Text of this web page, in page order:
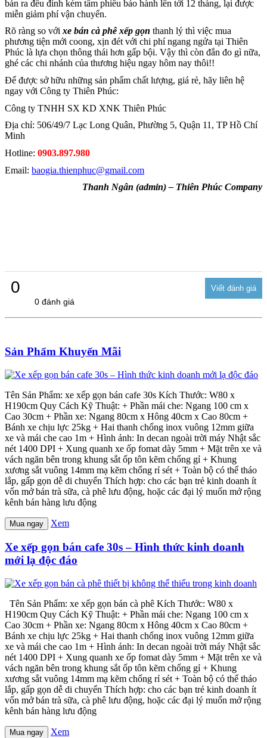
bán ra đều đính kèm tấm phiếu bảo hành lên tới 12 tháng, lại được
miễn giảm phí vận chuyển.
Rõ ràng so vớixe bán cà phê xếp gọn thanh lý thì việc mua
phương tiện mới coong, xịn đét với chi phí ngang ngửa tại Thiên
Phúc là lựa chọn thông thái hơn gấp bội. Vậy thì còn đắn đo gì nữa,
ghé các chi nhánh của thương hiệu ngay hôm nay thôi!!
Để được sở hữu những sản phẩm chất lượng, giá rẻ, hãy liên hệ
ngay với Công ty Thiên Phúc:
Công ty TNHH SX KD XNK Thiên Phúc
Địa chỉ: 506/49/7 Lạc Long Quân, Phường 5, Quận 11, TP Hồ Chí
Minh
Hotline: 0903.897.980
Email: baogia.thienphuc@gmail.com
Thanh Ngân (admin) – Thiên Phúc Company
0
0 đánh giá
Sản Phẩm Khuyến Mãi
Tên Sản Phẩm: xe xếp gọn bán cafe 30s Kích Thước: W80 x
H190cm Quy Cách Kỹ Thuật: + Phần mái che: Ngang 100 cm x
Cao 30cm + Phần xe: Ngang 80cm x Hông 40cm x Cao 80cm +
Bánh xe chịu lực 25kg + Hai thanh chống inox vuông 12mm giữa
xe và mái che cao 1m + Hình ảnh: In decan ngoài trời máy Nhật sắc
nét 1400 DPI + Xung quanh xe ốp fomat dày 5mm + Mặt trên xe và
vách ngăn bên trong khung sắt ốp tôn kẽm chống gỉ + Khung
xương sắt vuông 14mm mạ kẽm chống rỉ sét + Toàn bộ có thể tháo
lắp, gấp gọn dễ di chuyển Thích hợp: cho các bạn trẻ kinh doanh ít
vốn mở bán trà sữa, cà phê lưu động, hoặc các đại lý muốn mở rộng
kênh bán hàng lưu động
Mua ngay Xem
Xe xếp gọn bán cafe 30s – Hình thức kinh doanh
mới lạ độc đáo
Tên Sản Phẩm: xe xếp gọn bán cà phê Kích Thước: W80 x
H190cm Quy Cách Kỹ Thuật: + Phần mái che: Ngang 100 cm x
Cao 30cm + Phần xe: Ngang 80cm x Hông 40cm x Cao 80cm +
Bánh xe chịu lực 25kg + Hai thanh chống inox vuông 12mm giữa
xe và mái che cao 1m + Hình ảnh: In decan ngoài trời máy Nhật sắc
nét 1400 DPI + Xung quanh xe ốp fomat dày 5mm + Mặt trên xe và
vách ngăn bên trong khung sắt ốp tôn kẽm chống gỉ + Khung
xương sắt vuông 14mm mạ kẽm chống rỉ sét + Toàn bộ có thể tháo
lắp, gấp gọn dễ di chuyển Thích hợp: cho các bạn trẻ kinh doanh ít
vốn mở bán trà sữa, cà phê lưu động, hoặc các đại lý muốn mở rộng
kênh bán hàng lưu động
Mua ngay Xem